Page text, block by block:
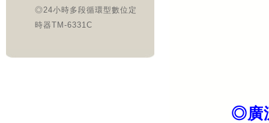
◎24小時多段循環型數位定
時器TM-6331C
◎廣